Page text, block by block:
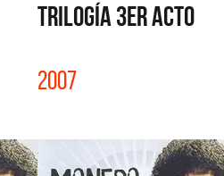
TRILOGÍA 3er ACTO
2007